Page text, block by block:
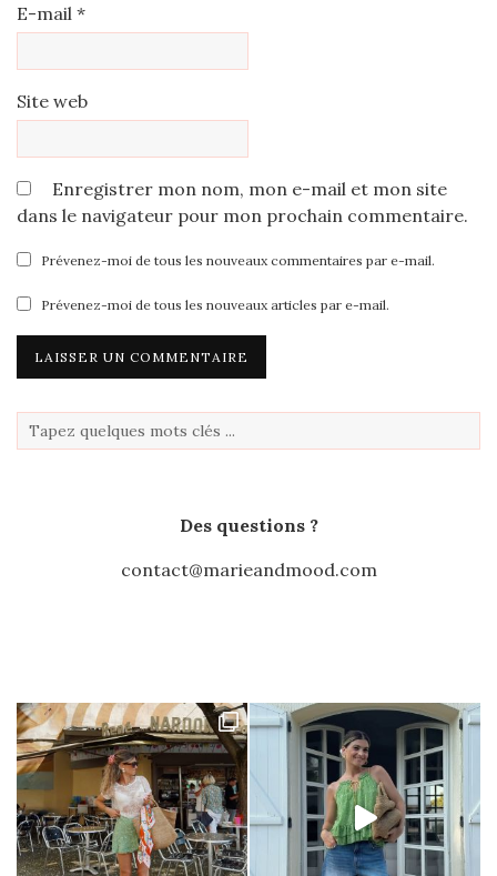
E-mail *
Site web
Enregistrer mon nom, mon e-mail et mon site
dans le navigateur pour mon prochain commentaire.
Prévenez-moi de tous les nouveaux commentaires par e-mail.
Prévenez-moi de tous les nouveaux articles par e-mail.
Des questions ?
contact@marieandmood.com